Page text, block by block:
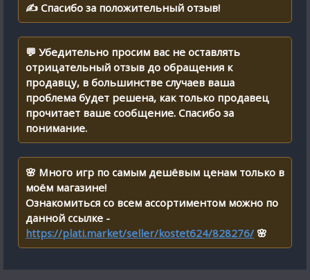
✍ Спасибо за положительный отзыв!
💬 Убедительно просим вас не оставлять
отрицательный отзыв до обращения к
продавцу, в большинстве случаев ваша
проблема будет решена, как только продавец
прочитает ваше сообщение. Спасибо за
понимание.
🌸 Много игр по самым дешёвым ценам только в
моём магазине!
Ознакомиться со всем ассортиментом можно по
данной ссылке -
https://plati.market/seller/kostet624/828276/ 🌸